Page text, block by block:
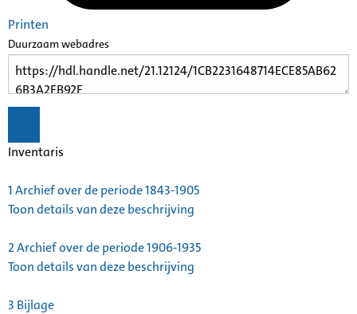
Printen
Duurzaam webadres
Inventaris
1Archief over de periode 1843-1905
Toon details van deze beschrijving
2Archief over de periode 1906-1935
Toon details van deze beschrijving
3 Bijlage